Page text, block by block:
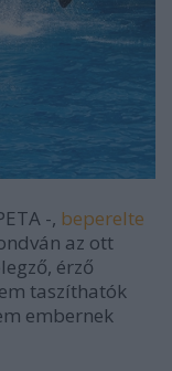
-, beperelte
az ott
érző
taszíthatók
embernek